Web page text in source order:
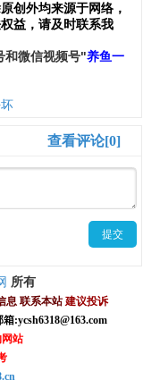
创外均来源于网络，
益，请及时联系我
和微信视频号"养鱼一
查看评论[0]
所有
息 联系本站 建议投诉
箱:ycsh6318@163.com
站